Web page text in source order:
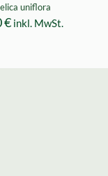
uniflora
€ inkl. MwSt.